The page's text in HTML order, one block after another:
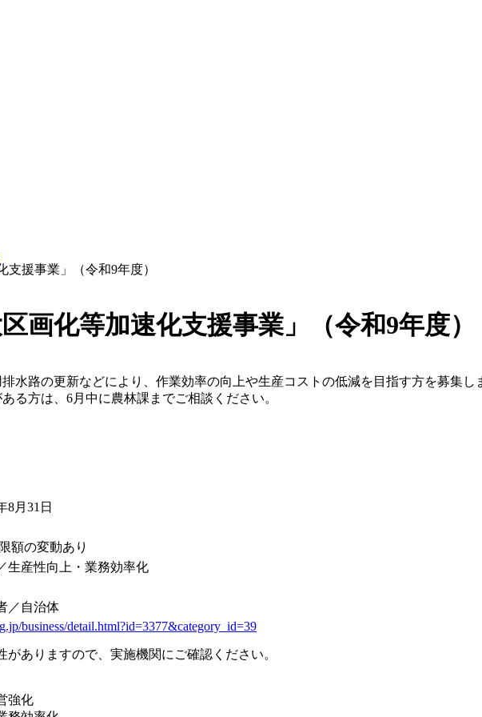
援事業」（令和9年度）
画化等加速化支援事業」（令和9年度）
水路の更新などにより、作業効率の向上や生産コストの低減を目指す方を募集し
方は、6月中に農林課までご相談ください。
8月31日
額の変動あり
生産性向上・業務効率化
／自治体
business/detail.html?id=3377&category_id=39
ありますので、実施機関にご確認ください。
強化